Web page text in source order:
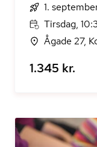
1.
Tirsdag,
Ågade 27,
1.345 kr.